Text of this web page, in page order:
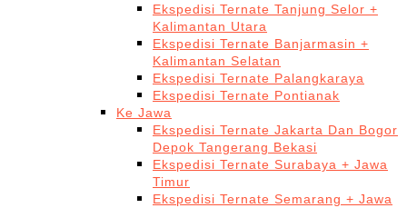
Ekspedisi Ternate Tanjung Selor +
Kalimantan Utara
Ekspedisi Ternate Banjarmasin +
Kalimantan Selatan
Ekspedisi Ternate Palangkaraya
Ekspedisi Ternate Pontianak
Ke Jawa
Ekspedisi Ternate Jakarta Dan Bogor
Depok Tangerang Bekasi
Ekspedisi Ternate Surabaya + Jawa
Timur
Ekspedisi Ternate Semarang + Jawa